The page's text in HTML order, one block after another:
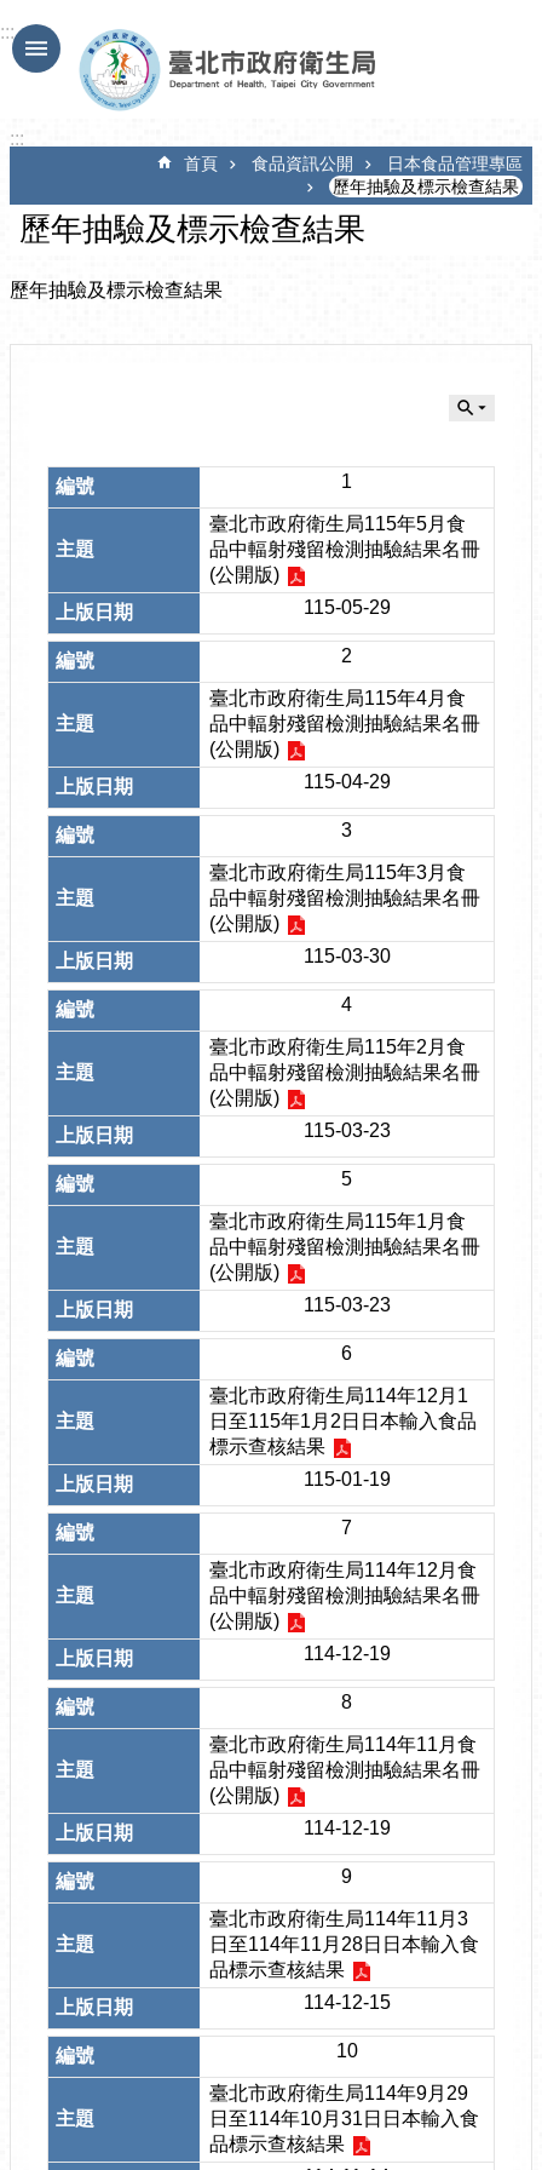
跳到主要內容區塊
:::
:::
首頁 食品資訊公開
日本食品管理專區
歷年抽驗及標示檢查結果
歷年抽驗及標示檢查結果
歷年抽驗及標示檢查結果
1
臺北市政府衛生局115年5月食
品中輻射殘留檢測抽驗結果名冊
(公開版)
115-05-29
2
臺北市政府衛生局115年4月食
品中輻射殘留檢測抽驗結果名冊
(公開版)
115-04-29
3
臺北市政府衛生局115年3月食
品中輻射殘留檢測抽驗結果名冊
(公開版)
115-03-30
4
臺北市政府衛生局115年2月食
品中輻射殘留檢測抽驗結果名冊
(公開版)
115-03-23
5
臺北市政府衛生局115年1月食
品中輻射殘留檢測抽驗結果名冊
(公開版)
115-03-23
6
臺北市政府衛生局114年12月1
日至115年1月2日日本輸入食品
標示查核結果
115-01-19
7
臺北市政府衛生局114年12月食
品中輻射殘留檢測抽驗結果名冊
(公開版)
114-12-19
8
臺北市政府衛生局114年11月食
品中輻射殘留檢測抽驗結果名冊
(公開版)
114-12-19
9
臺北市政府衛生局114年11月3
日至114年11月28日日本輸入食
品標示查核結果
114-12-15
10
臺北市政府衛生局114年9月29
日至114年10月31日日本輸入食
品標示查核結果